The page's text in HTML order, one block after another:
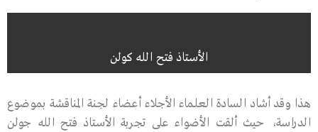
الأستاذ فتح الله كولن
هذا وقد أشاد السادة العلماء الأجلاء أعضاء لجنة المناقشة بموضوع
الدراسة، حيث ألقت الأضواء على تجربة الأستاذ فتح الله جولن